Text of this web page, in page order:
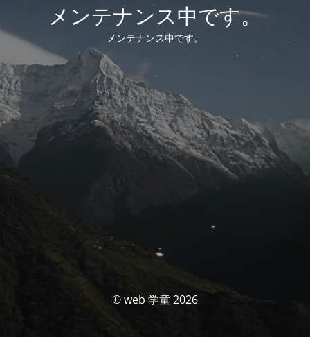
メンテナンス中です。
メンテナンス中です。
© web 学童 2026